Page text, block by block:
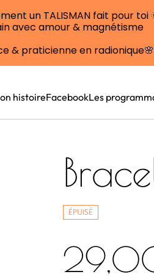
un TALISMAN fait pour toi
avec amour & magnétisme
& praticienne en
histoireFacebookLes
ÉPUISÉ